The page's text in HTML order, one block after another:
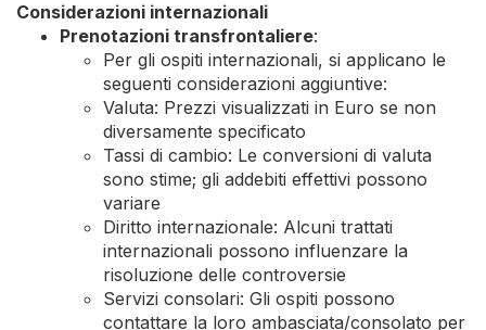
Considerazioni internazionali
Prenotazioni transfrontaliere:
Per gli ospiti internazionali, si applicano le
seguenti considerazioni aggiuntive:
Valuta: Prezzi visualizzati in Euro se non
diversamente specificato
Tassi di cambio: Le conversioni di valuta
sono stime; gli addebiti effettivi possono
variare
Diritto internazionale: Alcuni trattati
internazionali possono influenzare la
risoluzione delle controversie
Servizi consolari: Gli ospiti possono
contattare la loro ambasciata/consolato per